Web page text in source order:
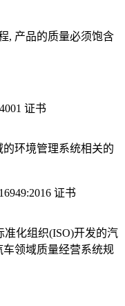
, 产品的质量必须饱含
环境管理系统相关的
准化组织(ISO)开发的汽
领域质量经营系统规